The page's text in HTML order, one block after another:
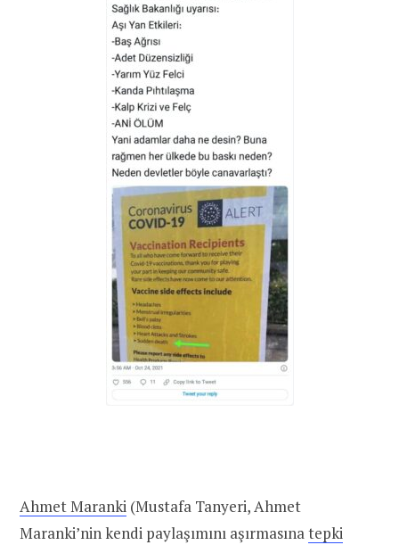
Ahmet Maranki (Mustafa Tanyeri, Ahmet
Maranki’nin kendi paylaşımını aşırmasınatepki